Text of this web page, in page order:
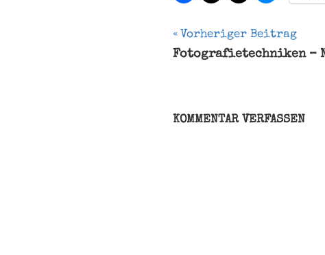
Deutsch
Vorheriger Beitrag
Fotografietechniken –
KOMMENTAR VERFASSEN